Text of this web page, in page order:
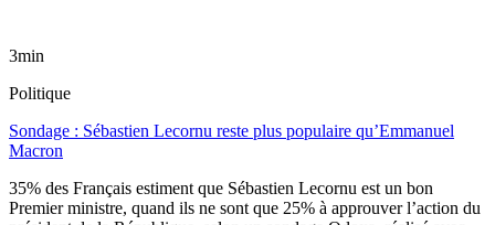
3min
Politique
Sondage : Sébastien Lecornu reste plus populaire qu’Emmanuel
Macron
35% des Français estiment que Sébastien Lecornu est un bon
Premier ministre, quand ils ne sont que 25% à approuver l’action du